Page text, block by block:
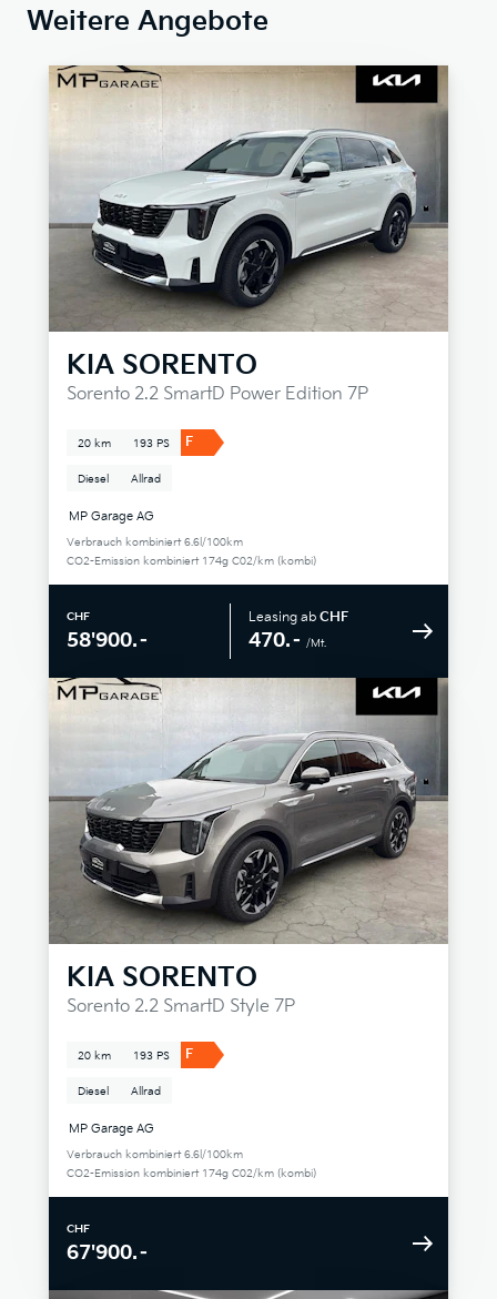
Weitere Angebote
KIA SORENTO
Sorento 2.2 SmartD Power Edition 7P
20 km 193 PS F
Diesel Allrad
MP Garage AG
Verbrauch kombiniert 6.6l/100km
CO2-Emission kombiniert 174g C02/km (kombi)
CHF
58'900.–
Leasing ab CHF
470.– /Mt.
KIA SORENTO
Sorento 2.2 SmartD Style 7P
20 km 193 PS F
Diesel Allrad
MP Garage AG
Verbrauch kombiniert 6.6l/100km
CO2-Emission kombiniert 174g C02/km (kombi)
CHF
67'900.–